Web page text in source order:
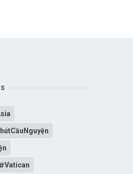
Vatican